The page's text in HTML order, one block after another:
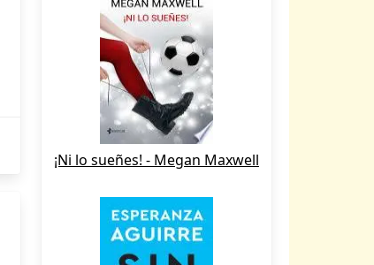
¡Ni lo sueñes! - Megan Maxwell